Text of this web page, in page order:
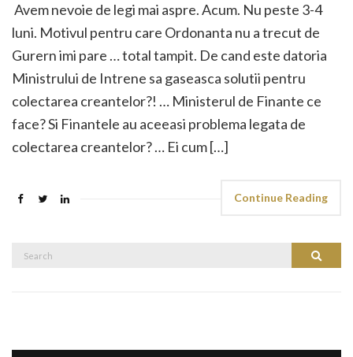
Avem nevoie de legi mai aspre. Acum. Nu peste 3-4
luni. Motivul pentru care Ordonanta nu a trecut de
Gurern imi pare … total tampit. De cand este datoria
Ministrului de Intrene sa gaseasca solutii pentru
colectarea creantelor?! … Ministerul de Finante ce
face? Si Finantele au aceeasi problema legata de
colectarea creantelor? … Ei cum […]
Continue Reading
Search